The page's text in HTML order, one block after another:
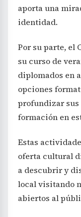
aporta una
identidad.
Por su parte, el
su curso de
diplomados en
opciones
profundizar
formación en
Estas
oferta cultural
a descubrir y
local visitando
abiertos al